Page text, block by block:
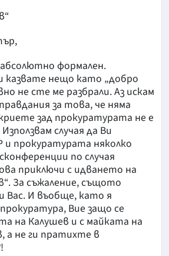
формален.
казвате нещо като „добро
не сте ме разбрали. Аз искам
за това, че няма
зад прокуратурата не е
случая да Ви
и прокуратурата няколко
по случая
приключи с идването на
За съжаление, същото
Вас. И въобще, като я
Вие защо се
на Калушев и с майката на
а не ги пратихте в